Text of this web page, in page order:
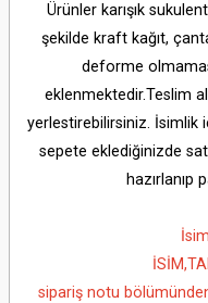
Ürünler karışık
şekilde kraft kağıt,
deforme
eklenmektedir.Teslim
yerlestirebilirsiniz. İsimlik
sepete eklediğinizde
hazırlanıp
sipariş notu